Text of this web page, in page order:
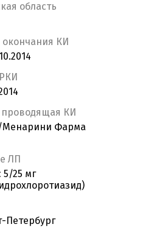
область
окончания КИ
КИ
Менарини Фарма
ЛП
5/25 мг
Петербург